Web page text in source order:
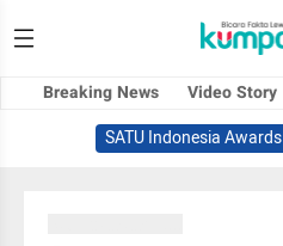
Breaking News Video Story
SATU Indonesia Awards